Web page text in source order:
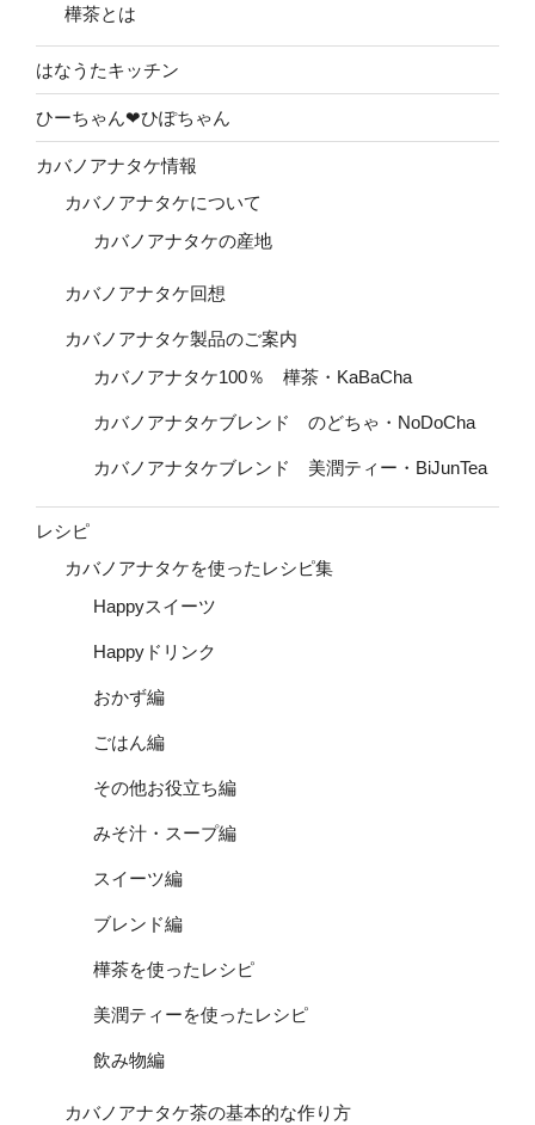
樺茶とは
はなうたキッチン
ひーちゃん❤ひぽちゃん
カバノアナタケ情報
カバノアナタケについて
カバノアナタケの産地
カバノアナタケ回想
カバノアナタケ製品のご案内
カバノアナタケ100％ 樺茶・KaBaCha
カバノアナタケブレンド のどちゃ・NoDoCha
カバノアナタケブレンド 美潤ティー・BiJunTea
レシピ
カバノアナタケを使ったレシピ集
Happyスイーツ
Happyドリンク
おかず編
ごはん編
その他お役立ち編
みそ汁・スープ編
スイーツ編
ブレンド編
樺茶を使ったレシピ
美潤ティーを使ったレシピ
飲み物編
カバノアナタケ茶の基本的な作り方